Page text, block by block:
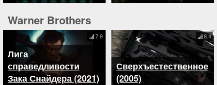
Warner Brothers
Лига
справедливости
Зака Снайдера (2021)
7.9
Сверхъестественное
(2005)
8.4